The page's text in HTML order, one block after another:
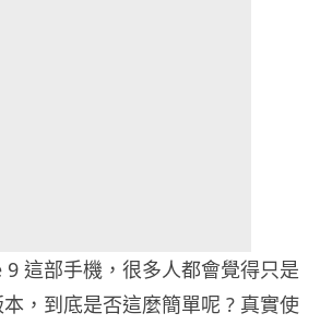
這部手機，很多人都會覺得只是
本，到底是否這麼簡單呢 ? 真實使